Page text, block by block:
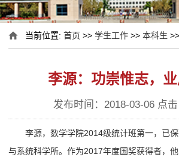
当前位置:首页 >>学生工作 >>本科生
李源：功崇惟志，
发布时间：2018-03-06 点
李源，数学学院2014级统计班第一，已
与系统科学所。作为2017年度国奖获得者，